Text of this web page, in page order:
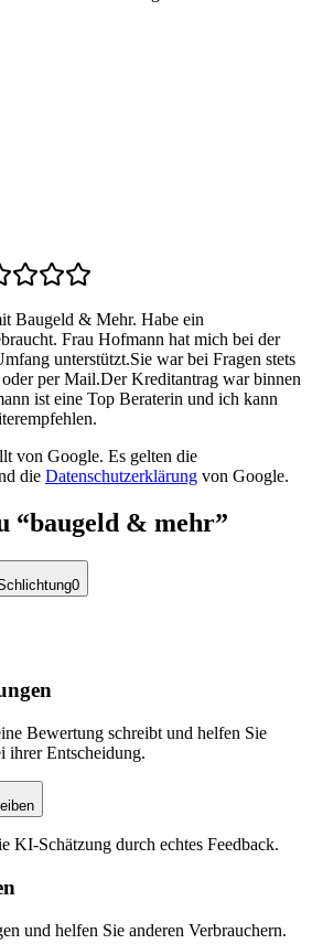
Baugeld & Mehr. Habe ein
Frau Hofmann hat mich bei der
unterstützt.Sie war bei Fragen stets
per Mail.Der Kreditantrag war binnen
ist eine Top Beraterin und ich kann
von Google. Es gelten die
die Datenschutzerklärung von Google.
“baugeld & mehr”
0
Bewertung schreibt und helfen Sie
ihrer Entscheidung.
KI-Schätzung durch echtes Feedback.
und helfen Sie anderen Verbrauchern.